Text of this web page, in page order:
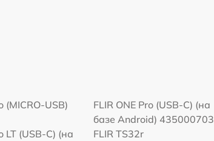
(MICRO-USB)
FLIR ONE Pro (USB-C) (на
базе Android) 435000703
LT (USB-C) (на
FLIR TS32r